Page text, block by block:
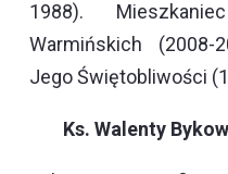
1988).
Warmińskich (2008-
Jego Świętobliwości
Ks. Walenty